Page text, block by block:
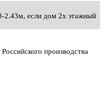
2.43м, если дом 2х этажный
производства